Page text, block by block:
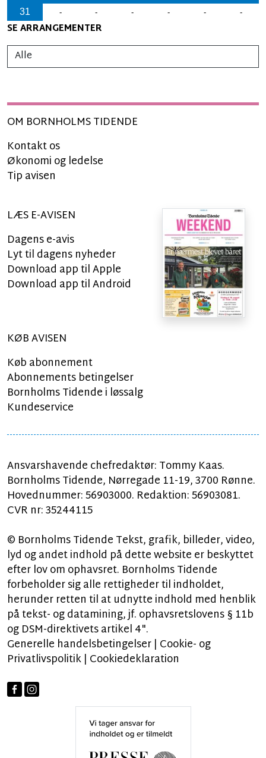
31
- - - - - -
SE ARRANGEMENTER
OM BORNHOLMS TIDENDE
Kontakt os
Økonomi og ledelse
Tip avisen
LÆS E-AVISEN
Dagens e-avis
Lyt til dagens nyheder
Download app til Apple
Download app til Android
KØB AVISEN
Køb abonnement
Abonnements betingelser
Bornholms Tidende i løssalg
Kundeservice
Ansvarshavende chefredaktør: Tommy Kaas.
Bornholms Tidende, Nørregade 11-19, 3700 Rønne.
Hovednummer: 56903000. Redaktion: 56903081.
CVR nr: 35244115
© Bornholms Tidende Tekst, grafik, billeder, video,
lyd og andet indhold på dette website er beskyttet
efter lov om ophavsret. Bornholms Tidende
forbeholder sig alle rettigheder til indholdet,
herunder retten til at udnytte indhold med henblik
på tekst- og datamining, jf. ophavsretslovens § 11b
og DSM-direktivets artikel 4".
Generelle handelsbetingelser| Cookie- og
Privatlivspolitik| Cookiedeklaration